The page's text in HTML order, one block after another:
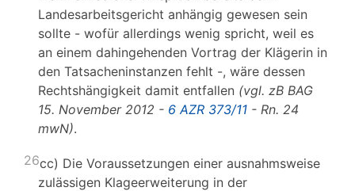
Landesarbeitsgericht anhängig gewesen sein
sollte - wofür allerdings wenig spricht, weil es
an einem dahingehenden Vortrag der Klägerin in
den Tatsacheninstanzen fehlt -, wäre dessen
Rechtshängigkeit damit entfallen (vgl. zB BAG
15. November 2012 - 6 AZR 373/11 - Rn. 24
mwN).
26cc) Die Voraussetzungen einer ausnahmsweise
zulässigen Klageerweiterung in der